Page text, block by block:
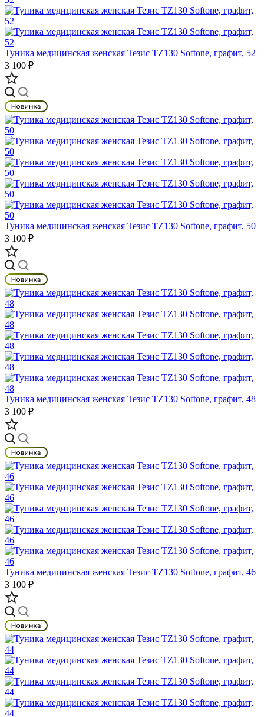
Туника медицинская женская Тезис TZ130 Softone, графит, 52
3 100 ₽
Туника медицинская женская Тезис TZ130 Softone, графит, 50
3 100 ₽
Туника медицинская женская Тезис TZ130 Softone, графит, 48
3 100 ₽
Туника медицинская женская Тезис TZ130 Softone, графит, 46
3 100 ₽